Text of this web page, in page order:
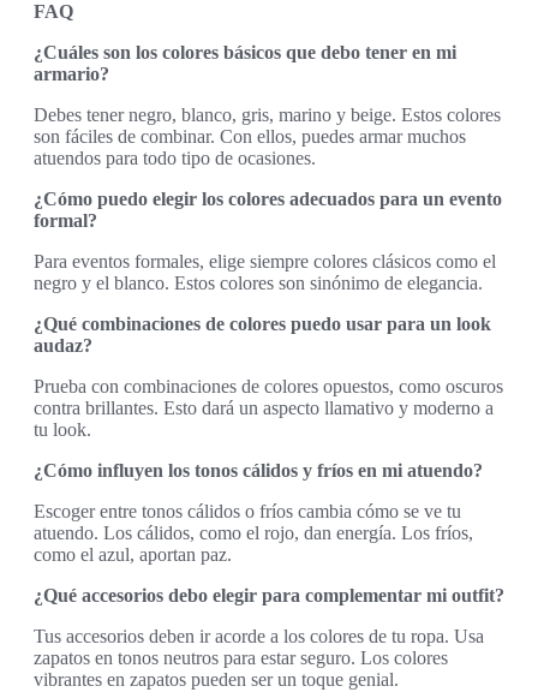
FAQ
¿Cuáles son los colores básicos que debo tener en mi
armario?
Debes tener negro, blanco, gris, marino y beige. Estos colores
son fáciles de combinar. Con ellos, puedes armar muchos
atuendos para todo tipo de ocasiones.
¿Cómo puedo elegir los colores adecuados para un evento
formal?
Para eventos formales, elige siempre colores clásicos como el
negro y el blanco. Estos colores son sinónimo de elegancia.
¿Qué combinaciones de colores puedo usar para un look
audaz?
Prueba con combinaciones de colores opuestos, como oscuros
contra brillantes. Esto dará un aspecto llamativo y moderno a
tu look.
¿Cómo influyen los tonos cálidos y fríos en mi atuendo?
Escoger entre tonos cálidos o fríos cambia cómo se ve tu
atuendo. Los cálidos, como el rojo, dan energía. Los fríos,
como el azul, aportan paz.
¿Qué accesorios debo elegir para complementar mi outfit?
Tus accesorios deben ir acorde a los colores de tu ropa. Usa
zapatos en tonos neutros para estar seguro. Los colores
vibrantes en zapatos pueden ser un toque genial.